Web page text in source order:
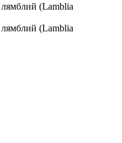
(Lamblia
(Lamblia